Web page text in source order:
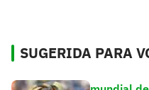
SUGERIDA PARA